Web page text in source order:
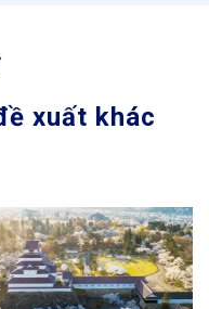
xuất khác